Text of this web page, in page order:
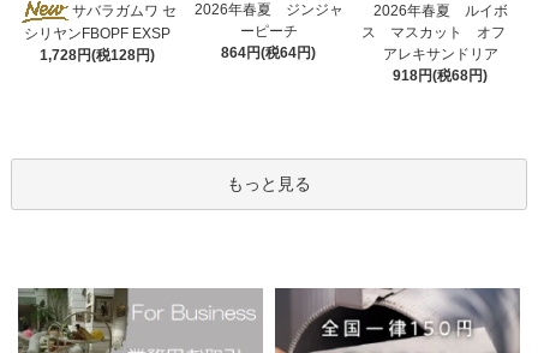
サバラガムワ セ
シリヤンFBOPF EXSP
1,728円(税128円)
2026年春夏 ジンジャ
ーピーチ
864円(税64円)
2026年春夏 ルイボ
ス マスカット オフ
アレキサンドリア
918円(税68円)
もっと見る